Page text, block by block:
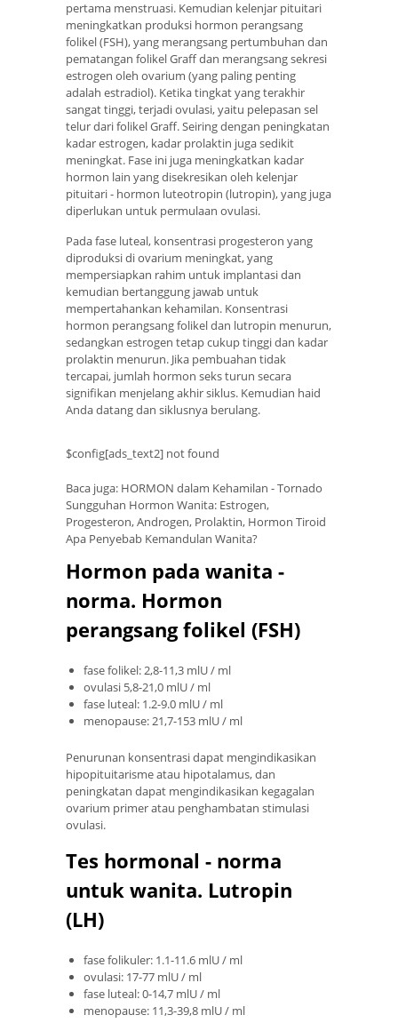
pertama menstruasi. Kemudian kelenjar pituitari
meningkatkan produksi hormon perangsang
folikel (FSH), yang merangsang pertumbuhan dan
pematangan folikel Graff dan merangsang sekresi
estrogen oleh ovarium (yang paling penting
adalah estradiol). Ketika tingkat yang terakhir
sangat tinggi, terjadi ovulasi, yaitu pelepasan sel
telur dari folikel Graff. Seiring dengan peningkatan
kadar estrogen, kadar prolaktin juga sedikit
meningkat. Fase ini juga meningkatkan kadar
hormon lain yang disekresikan oleh kelenjar
pituitari - hormon luteotropin (lutropin), yang juga
diperlukan untuk permulaan ovulasi.
Pada fase luteal, konsentrasi progesteron yang
diproduksi di ovarium meningkat, yang
mempersiapkan rahim untuk implantasi dan
kemudian bertanggung jawab untuk
mempertahankan kehamilan. Konsentrasi
hormon perangsang folikel dan lutropin menurun,
sedangkan estrogen tetap cukup tinggi dan kadar
prolaktin menurun. Jika pembuahan tidak
tercapai, jumlah hormon seks turun secara
signifikan menjelang akhir siklus. Kemudian haid
Anda datang dan siklusnya berulang.
$config[ads_text2] not found
Baca juga: HORMON dalam Kehamilan - Tornado
Sungguhan Hormon Wanita: Estrogen,
Progesteron, Androgen, Prolaktin, Hormon Tiroid
Apa Penyebab Kemandulan Wanita?
Hormon pada wanita -
norma. Hormon
perangsang folikel (FSH)
fase folikel: 2,8-11,3 mlU / ml
ovulasi 5,8-21,0 mlU / ml
fase luteal: 1.2-9.0 mlU / ml
menopause: 21,7-153 mlU / ml
Penurunan konsentrasi dapat mengindikasikan
hipopituitarisme atau hipotalamus, dan
peningkatan dapat mengindikasikan kegagalan
ovarium primer atau penghambatan stimulasi
ovulasi.
Tes hormonal - norma
untuk wanita. Lutropin
(LH)
fase folikuler: 1.1-11.6 mlU / ml
ovulasi: 17-77 mlU / ml
fase luteal: 0-14,7 mlU / ml
menopause: 11,3-39,8 mlU / ml